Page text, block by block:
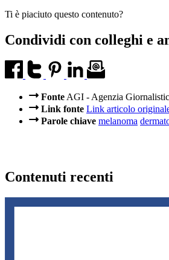
Ti è piaciuto questo contenuto?
Condividi con colleghi e
Fonte AGI - Agenzia
Link fonte Link articolo
Parole chiave melanoma
Contenuti recenti